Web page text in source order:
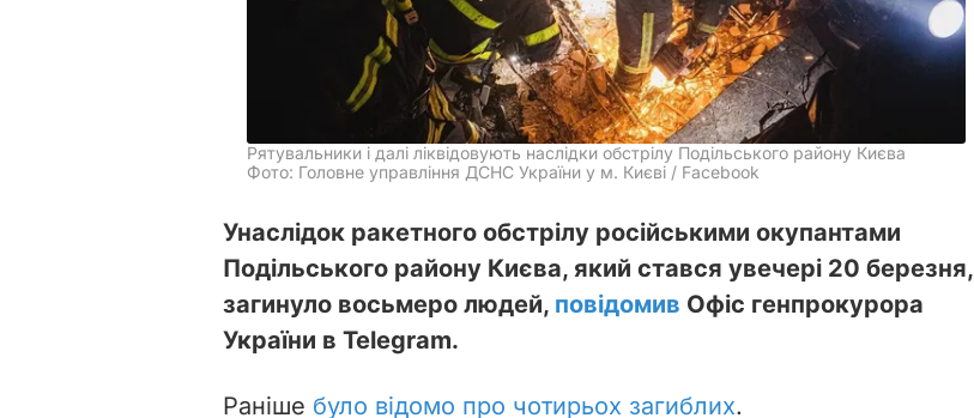
Рятувальники і далі ліквідовують наслідки обстрілу Подільського району Києва
Фото: Головне управління ДСНС України у м. Києві / Facebook
Унаслідок ракетного обстрілу російськими окупантами
Подільського району Києва, який стався увечері 20 березня,
загинуло восьмеро людей, повідомив Офіс генпрокурора
України в Telegram.
Раніше було відомо про чотирьох загиблих.